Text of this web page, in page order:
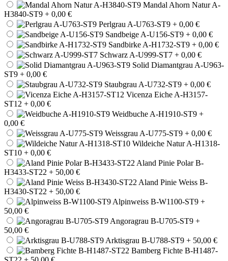
Mandal Ahorn Natur A-
H3840-ST9 + 0,00 €
Perlgrau A-U763-ST9 + 0,00 €
Sandbeige A-U156-ST9 + 0,00 €
Sandbirke A-H1732-ST9 + 0,00 €
Schwarz A-U999-ST7 + 0,00 €
Solid Diamantgrau A-U963-
ST9 + 0,00 €
Staubgrau A-U732-ST9 + 0,00 €
Vicenza Eiche A-H3157-
ST12 + 0,00 €
Weidbuche A-H1910-ST9 +
0,00 €
Weissgrau A-U775-ST9 + 0,00 €
Wildeiche Natur A-H1318-
ST10 + 0,00 €
Aland Pinie Polar B-
H3433-ST22 + 50,00 €
Aland Pinie Weiss B-
H3430-ST22 + 50,00 €
Alpinweiss B-W1100-ST9 +
50,00 €
Angoragrau B-U705-ST9 +
50,00 €
Arktisgrau B-U788-ST9 + 50,00 €
Bamberg Fichte B-H1487-